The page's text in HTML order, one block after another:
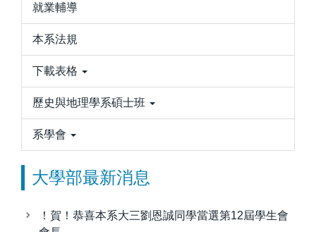
就業輔導
本系法規
下載表格
歷史與地理學系碩士班
系學會
大學部最新消息
！賀！恭喜本系大三劉恩誠同學當選第12屆學生會